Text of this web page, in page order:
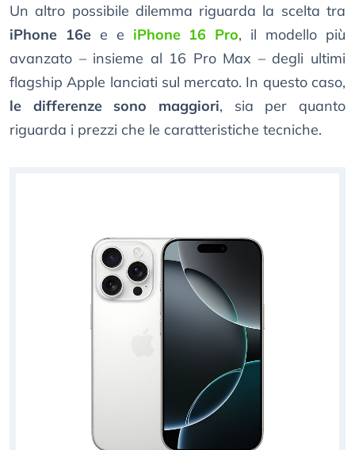
Un altro possibile dilemma riguarda la scelta tra
iPhone 16ee e iPhone 16 Pro, il modello più
avanzato – insieme al 16 Pro Max – degli ultimi
flagship Apple lanciati sul mercato. In questo caso,
le differenze sono maggiori, sia per quanto
riguarda i prezzi che le caratteristiche tecniche.